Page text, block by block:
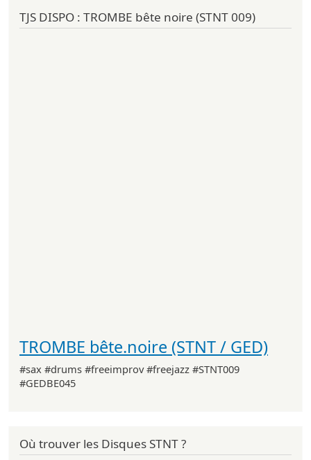
TJS DISPO : TROMBE bête noire (STNT 009)
TROMBE bête.noire (STNT / GED)
#sax #drums #freeimprov #freejazz #STNT009
#GEDBE045
Où trouver les Disques STNT ?